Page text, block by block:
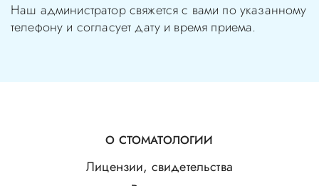
Наш администратор свяжется с вами по указанному
телефону и согласует дату и время приема.
О СТОМАТОЛОГИИ
Лицензии, свидетельства